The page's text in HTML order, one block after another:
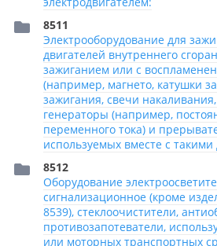
8511
Электрооборудование для
двигателей внутреннего
зажиганием или с
(например, магнето, катушки
зажигания, свечи
генераторы (например,
переменного тока) и
используемых вместе с такими
8512
Оборудование
сигнализационное (кроме
8539), стеклоочистители,
противозапотеватели,
или моторных транспортных